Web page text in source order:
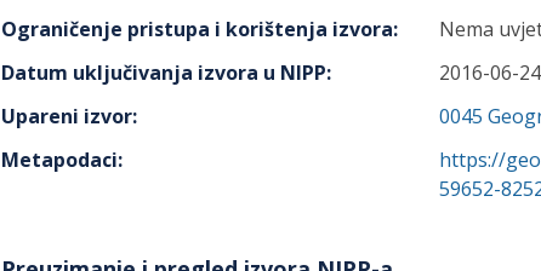
Ograničenje pristupa i korištenja izvora:
Nema
Datum uključivanja izvora u NIPP:
2016-06-24
Upareni izvor: 0045
Metapodaci:
https://
59652-